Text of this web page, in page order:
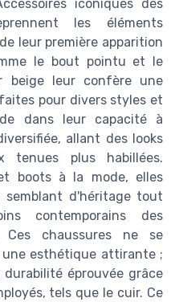
iconiques des
les éléments
leur première apparition
le bout pointu et le
beige leur confère une
pour divers styles et
dans leur capacité à
allant des looks
tenues plus habillées.
boots à la mode, elles
d'héritage tout
contemporains des
Ces chaussures ne se
esthétique attirante ;
éprouvée grâce
tels que le cuir. Ce